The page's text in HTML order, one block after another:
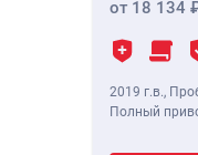
от 18 134
2019 г.в.,
Полный